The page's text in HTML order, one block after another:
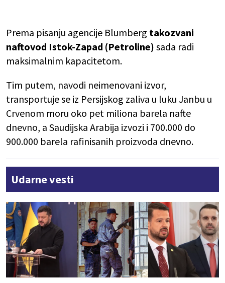
Prema pisanju agencije Blumberg takozvani
naftovod Istok-Zapad (Petroline) sada radi
maksimalnim kapacitetom.
Tim putem, navodi neimenovani izvor,
transportuje se iz Persijskog zaliva u luku Janbu u
Crvenom moru oko pet miliona barela nafte
dnevno, a Saudijska Arabija izvozi i 700.000 do
900.000 barela rafinisanih proizvoda dnevno.
Udarne vesti